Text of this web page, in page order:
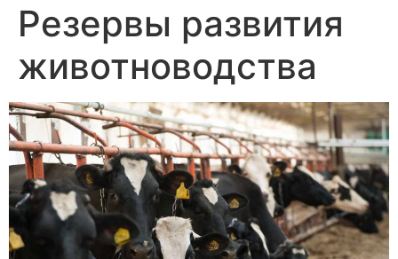
Резервы развития
животноводства